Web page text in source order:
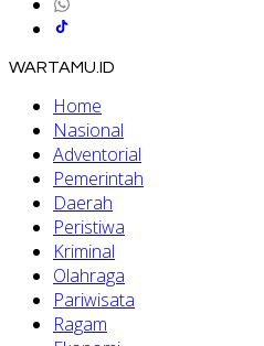
WARTAMU.ID
Home
Nasional
Adventorial
Pemerintah
Daerah
Peristiwa
Kriminal
Olahraga
Pariwisata
Ragam